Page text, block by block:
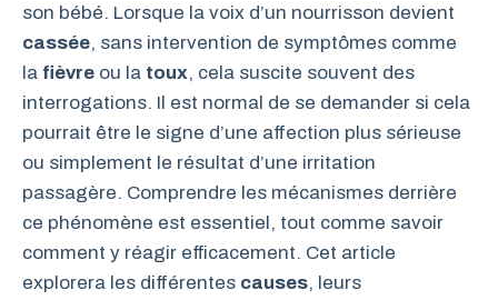
son bébé. Lorsque la voix d’un nourrisson devient
cassée, sans intervention de symptômes comme
la fièvre ou la toux, cela suscite souvent des
interrogations. Il est normal de se demander si cela
pourrait être le signe d’une affection plus sérieuse
ou simplement le résultat d’une irritation
passagère. Comprendre les mécanismes derrière
ce phénomène est essentiel, tout comme savoir
comment y réagir efficacement. Cet article
explorera les différentes causes, leurs